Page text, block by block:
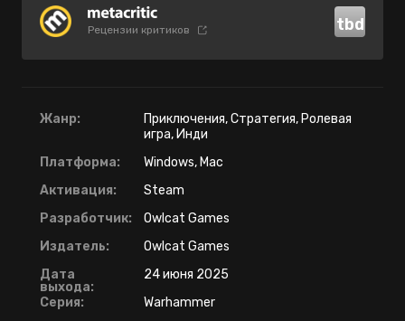
Рецензии критиков tbd
Жанр:
Приключения, Стратегия, Ролевая
игра, Инди
Платформа:
Windows, Mac
Активация:
Steam
Разработчик:
Owlcat Games
Издатель:
Owlcat Games
Дата
выхода:
24 июня 2025
Серия:
Warhammer